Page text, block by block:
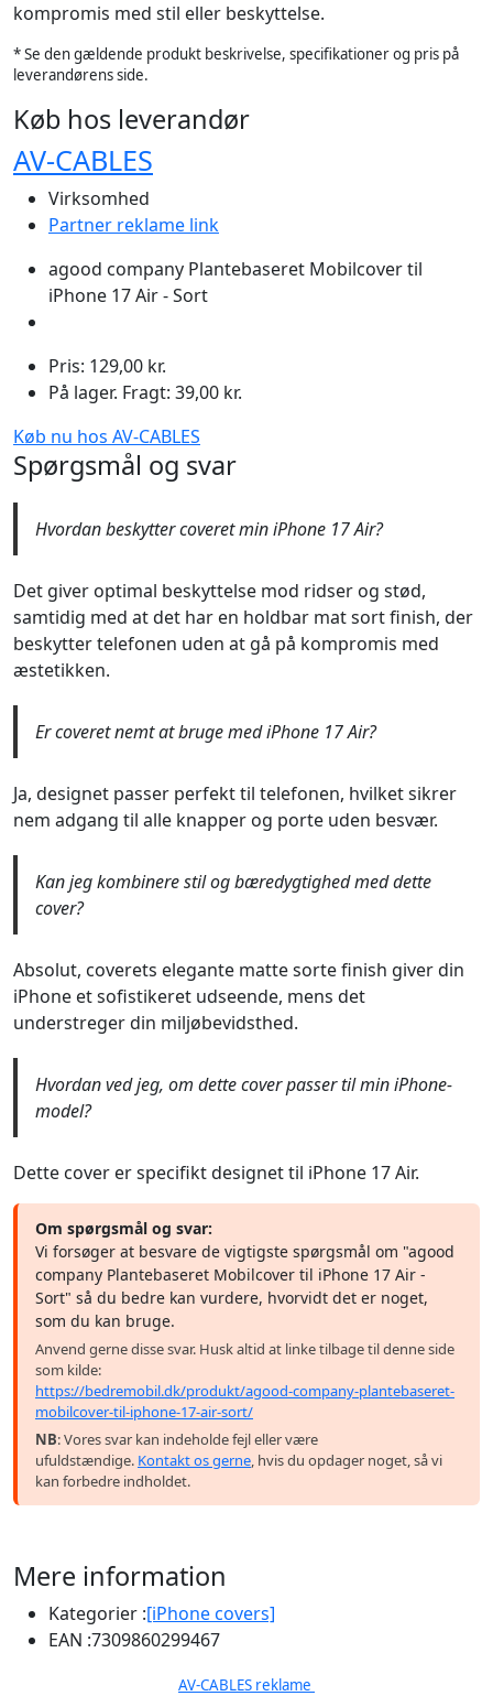
kompromis med stil eller beskyttelse.
* Se den gældende produkt beskrivelse, specifikationer og pris på
leverandørens side.
Køb hos leverandør
AV-CABLES
Virksomhed
Partner reklame link
agood company Plantebaseret Mobilcover til
iPhone 17 Air - Sort
Pris: 129,00 kr.
På lager. Fragt: 39,00 kr.
Køb nu hos AV-CABLES
Spørgsmål og svar
Hvordan beskytter coveret min iPhone 17 Air?
Det giver optimal beskyttelse mod ridser og stød,
samtidig med at det har en holdbar mat sort finish, der
beskytter telefonen uden at gå på kompromis med
æstetikken.
Er coveret nemt at bruge med iPhone 17 Air?
Ja, designet passer perfekt til telefonen, hvilket sikrer
nem adgang til alle knapper og porte uden besvær.
Kan jeg kombinere stil og bæredygtighed med dette
cover?
Absolut, coverets elegante matte sorte finish giver din
iPhone et sofistikeret udseende, mens det
understreger din miljøbevidsthed.
Hvordan ved jeg, om dette cover passer til min iPhone-
model?
Dette cover er specifikt designet til iPhone 17 Air.
Om spørgsmål og svar:
Vi forsøger at besvare de vigtigste spørgsmål om "agood
company Plantebaseret Mobilcover til iPhone 17 Air -
Sort" så du bedre kan vurdere, hvorvidt det er noget,
som du kan bruge.
Anvend gerne disse svar. Husk altid at linke tilbage til denne side
som kilde:
https://bedremobil.dk/produkt/agood-company-plantebaseret-
mobilcover-til-iphone-17-air-sort/
NB: Vores svar kan indeholde fejl eller være
ufuldstændige. Kontakt os gerne, hvis du opdager noget, så vi
kan forbedre indholdet.
Mere information
Kategorier :[iPhone covers]
EAN :7309860299467
AV-CABLES reklame